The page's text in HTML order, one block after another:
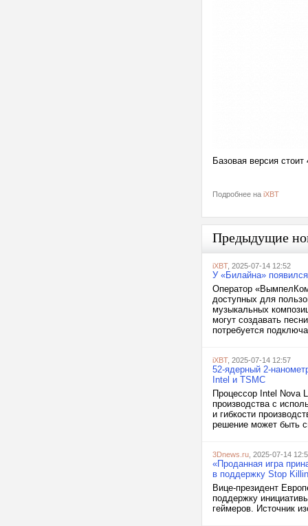
Базовая версия
Подробнее на iXBT
Предыдущие
iXBT, 2025-07-14 12:52
У «Билайна»
Оператор
доступных для
музыкальных
могут создавать
потребуется
iXBT, 2025-07-14 12:57
52-ядерный 2-
Intel и TSMC
Процессор Intel Nova
производства с
и гибкости
решение может быть
3Dnews.ru , 2025-07-14
«Проданная игра
в поддержку Stop
Вице-президент
поддержку
геймеров. Источник